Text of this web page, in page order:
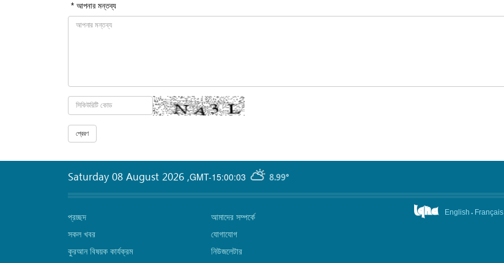
* আপনার মন্তব্য
GMT-15:00:03 8.99°
Saturday 08 August 2026 ,
প্রচ্ছদ
সকল খবর
কুরআন বিষয়ক কার্যক্রম
আমাদের সম্পর্কে
যোগাযোগ
নিউজলেটার
English . Français